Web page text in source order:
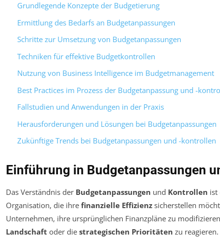
Grundlegende Konzepte der Budgetierung
Ermittlung des Bedarfs an Budgetanpassungen
Schritte zur Umsetzung von Budgetanpassungen
Techniken für effektive Budgetkontrollen
Nutzung von Business Intelligence im Budgetmanagement
Best Practices im Prozess der Budgetanpassung und -
Fallstudien und Anwendungen in der Praxis
Herausforderungen und Lösungen bei Budgetanpassungen
Zukünftige Trends bei Budgetanpassungen und -kontrollen
Einführung in Budgetanpassungen
Das Verständnis der Budgetanpassungen und Kontrollen ist
Organisation, die ihre finanzielle Effizienz sicherstellen
Unternehmen, ihre ursprünglichen Finanzpläne zu
Landschaft oder die strategischen Prioritäten zu